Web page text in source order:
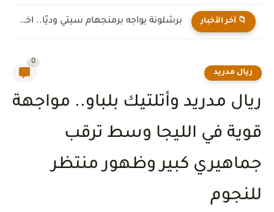
📁 آخر الأخبار برشلونة يواجه برمنجهام سيتي وديًا.. اختبار جديد لهانز فليك قبل...
ريال مدريد
0
ريال مدريد وأتلتيك بلباو.. مواجهة
قوية في الليجا وسط ترقب
جماهيري كبير وظهور منتظر
للنجوم